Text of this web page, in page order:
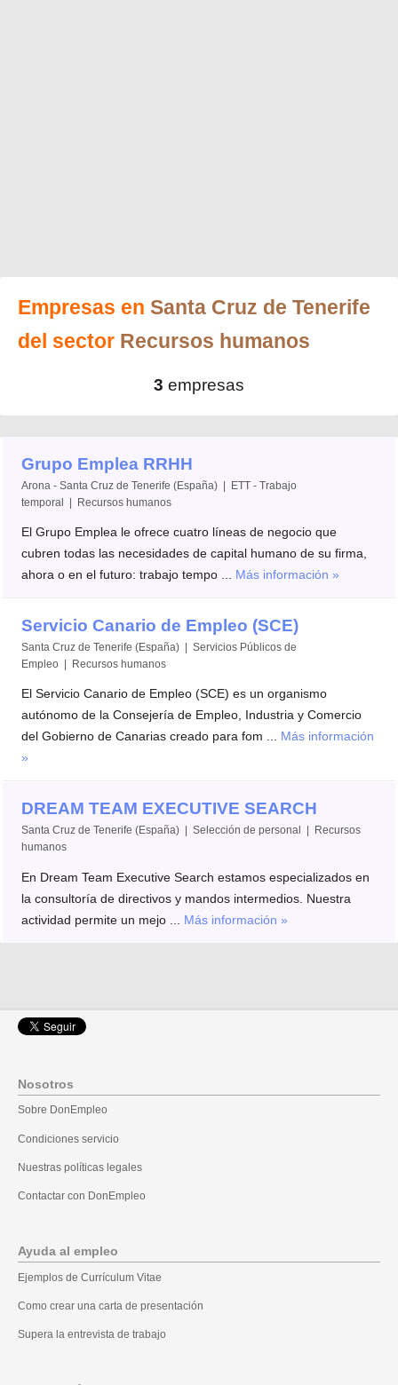
Empresas en Santa Cruz de Tenerife
del sector Recursos humanos
3 empresas
Grupo Emplea RRHH
Arona - Santa Cruz de Tenerife (España) | ETT - Trabajo
temporal | Recursos humanos
El Grupo Emplea le ofrece cuatro líneas de negocio que
cubren todas las necesidades de capital humano de su firma,
ahora o en el futuro: trabajo tempo ... Más información »
Servicio Canario de Empleo (SCE)
Santa Cruz de Tenerife (España) | Servicios Públicos de
Empleo | Recursos humanos
El Servicio Canario de Empleo (SCE) es un organismo
autónomo de la Consejería de Empleo, Industria y Comercio
del Gobierno de Canarias creado para fom ... Más información
»
DREAM TEAM EXECUTIVE SEARCH
Santa Cruz de Tenerife (España) | Selección de personal | Recursos
humanos
En Dream Team Executive Search estamos especializados en
la consultoría de directivos y mandos intermedios. Nuestra
actividad permite un mejo ... Más información »
Nosotros
Sobre DonEmpleo
Condiciones servicio
Nuestras políticas legales
Contactar con DonEmpleo
Ayuda al empleo
Ejemplos de Currículum Vitae
Como crear una carta de presentación
Supera la entrevista de trabajo